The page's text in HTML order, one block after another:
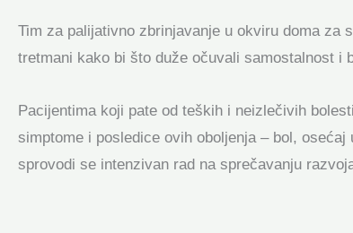
Tim za palijativno zbrinjavanje u okviru doma za
tretmani kako bi što duže očuvali samostalnost i
Pacijentima koji pate od teških i neizlečivih
simptome i posledice ovih oboljenja – bol,
sprovodi se intenzivan rad na sprečavanju